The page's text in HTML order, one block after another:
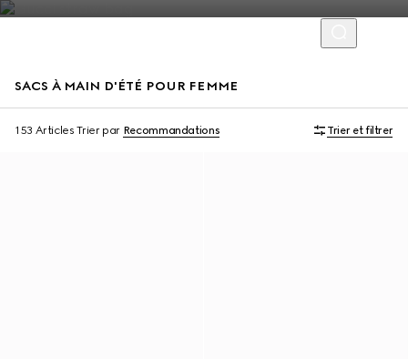
SACS À MAIN D'ÉTÉ POUR FEMME
153 Articles Trier par Recommandations Trier et filtrer
À personnaliser avec vos initiales À personnaliser avec vos initiales